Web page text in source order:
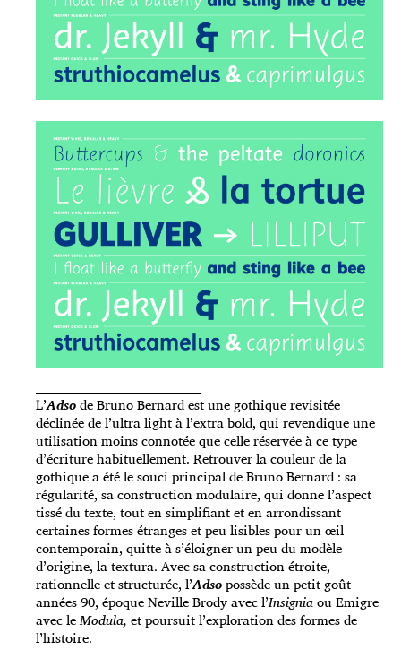
L’Adsode Bruno Bernard est une gothique revisitée
déclinée de l’ultra light à l’extra bold, qui revendique une
utilisation moins connotée que celle réservée à ce type
d’écriture habituellement. Retrouver la couleur de la
gothique a été le souci principal de Bruno Bernard : sa
régularité, sa construction modulaire, qui donne l’aspect
tissé du texte, tout en simplifiant et en arrondissant
certaines formes étranges et peu lisibles pour un œil
contemporain, quitte à s’éloigner un peu du modèle
d’origine, la textura. Avec sa construction étroite,
rationnelle et structurée, l’Adsopossède un petit goût
années 90, époque Neville Brody avec l’Insigniaou Emigre
avec leModula, et poursuit l’exploration des formes de
l’histoire.